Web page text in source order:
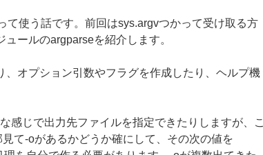
使う話です。前回はsys.argvつかって受け取る方
ールのargparseを紹介します。
オプション引数やフラグを作成したり、ヘルプ機
感じで出力先ファイルを指定できたりしますが、こ
て-oがあるかどうか確にして、その次の値を